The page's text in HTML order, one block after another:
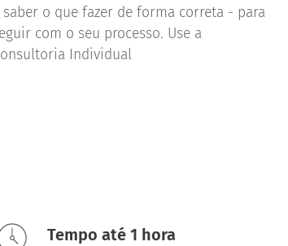
saber o que fazer de forma correta - para
com o seu processo. Use a
Individual
Tempo até 1 hora